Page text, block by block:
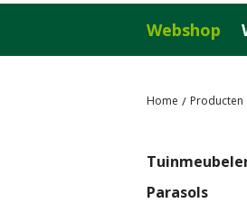
Home Producten
Webshop
Parasols